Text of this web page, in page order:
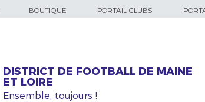
BOUTIQUE PORTAIL CLUBS
DISTRICT DE FOOTBALL DE MAINE
ET LOIRE
Ensemble, toujours !